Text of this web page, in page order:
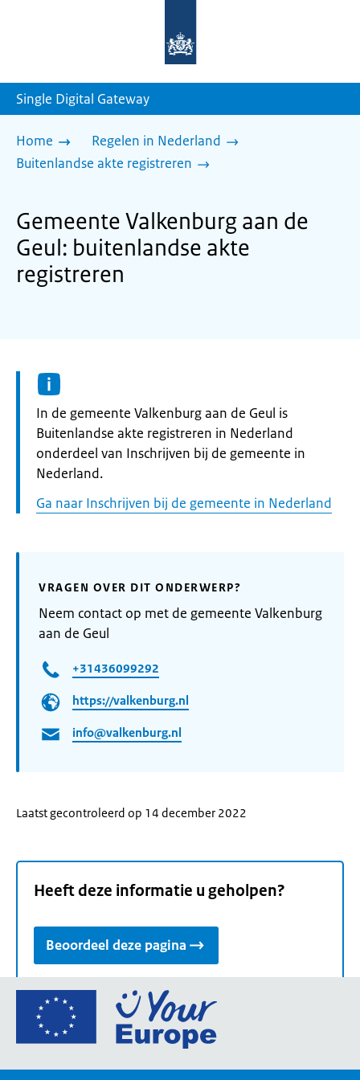
homepage
Single Digital Gateway
Home
Regelen in Nederland
Buitenlandse akte registreren
Gemeente Valkenburg aan de
Geul: buitenlandse akte
registreren
Informatie:
In de gemeente Valkenburg aan de Geul is
Buitenlandse akte registreren in Nederland
onderdeel van Inschrijven bij de gemeente in
Nederland.
Ga naar Inschrijven bij de gemeente in Nederland
VRAGEN OVER DIT ONDERWERP?
Neem contact op met de gemeente Valkenburg
aan de Geul
+31436099292
https://valkenburg.nl
info@valkenburg.nl
Laatst gecontroleerd op 14 december 2022
Heeft deze informatie u geholpen?
Beoordeel deze pagina
Ga
de